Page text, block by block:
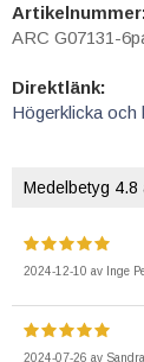
ARC G07131-
Direktlänk:
Högerklicka och
Medelbetyg 4.8
2024-12-10 av Inge
2024-07-26 av Sandra